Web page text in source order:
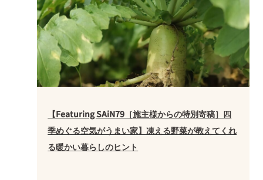
【Featuring SAiN79［施主様からの特別寄稿］四
季めぐる空気がうまい家】凍える野菜が教えてくれ
る暖かい暮らしのヒント